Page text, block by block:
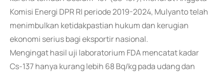
Komisi Energi DPR RI periode 2019-2024, Mulyanto telah
menimbulkan ketidakpastian hukum dan kerugian
ekonomi serius bagi eksportir nasional.
Mengingat hasil uji laboratorium FDA mencatat kadar
Cs-137 hanya kurang lebih 68 Bq/kg pada udang dan